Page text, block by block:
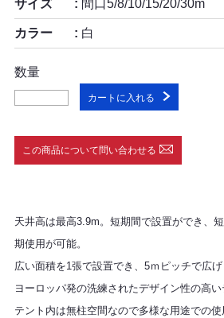
サイズ 間口5/8/10/15/20/30m
カラー 白
数量
カートに入れる
この商品について問い合わせる
天井高は最高3.9m。短期間で設置ができ、
期使用が可能。
広い面積を1張で設置でき、5ｍピッチで広げ
ヨーロッパ発の洗練されたデザイン性の高い
テント内は無柱空間なので多様な用途での使